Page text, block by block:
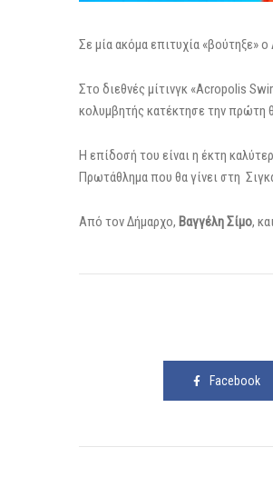
Σε μία ακόμα επιτυχία «βούτηξε» ο
Στο διεθνές μίτινγκ «Acropolis
κολυμβητής κατέκτησε την πρώτη
Η επίδοσή του είναι η έκτη
Πρωτάθλημα που θα γίνει στη
Από τον Δήμαρχο, Βαγγέλη Σίμο,
Facebook